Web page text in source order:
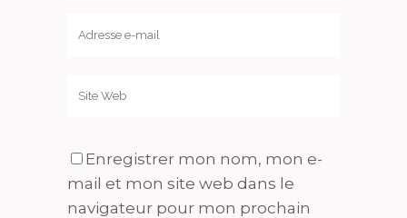
Enregistrer mon nom, mon e-
mail et mon site web dans le
navigateur pour mon prochain